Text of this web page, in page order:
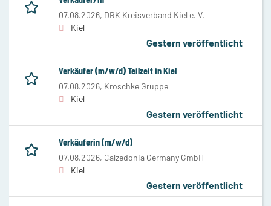
07.08.2026, DRK Kreisverband Kiel e. V.
Kiel
Gestern veröffentlicht
Verkäufer (m/w/d) Teilzeit in Kiel
07.08.2026, Kroschke Gruppe
Kiel
Gestern veröffentlicht
Verkäuferin (m/w/d)
07.08.2026, Calzedonia Germany GmbH
Kiel
Gestern veröffentlicht